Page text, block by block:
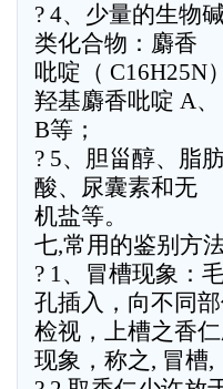
? 4、少量的生物碱
类化合物：麝香
吡啶（ C16H25N
羟基麝香吡啶 A、
B等；
? 5、胆甾醇、脂
酸、尿囊素和无
机盐等。
七,常用的鉴别方
? 1、冒槽现象：
孔插入，向不同
检视，上槽之香
现象，称之, 冒槽,